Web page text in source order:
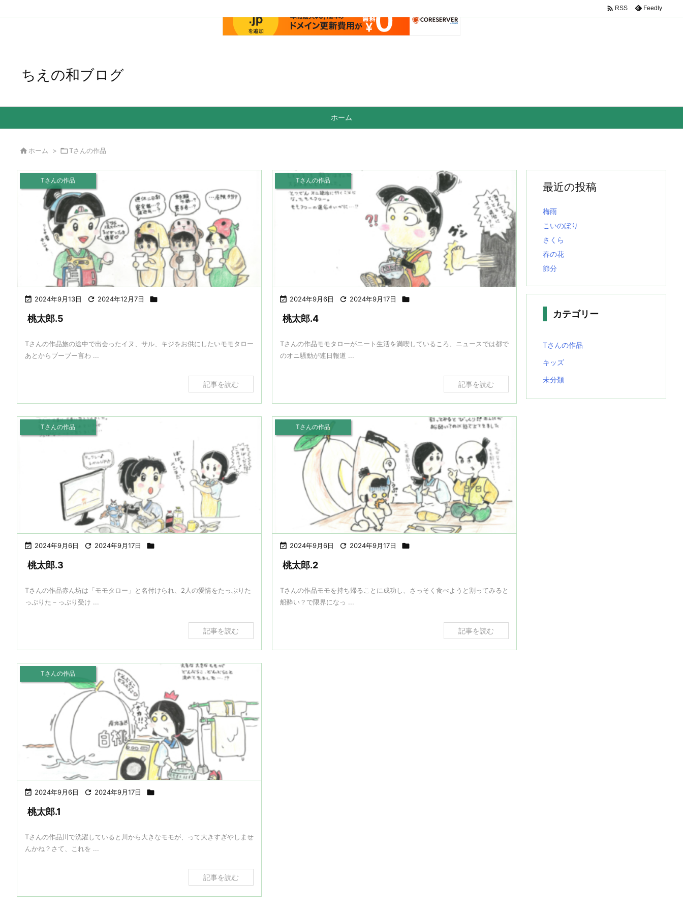
ちえの和ブログ
ホーム
 RSS Feedly
 ホーム > Tさんの作品
 2024年9月13日  2024年12月7日 
Tさんの作品
桃太郎.5
Tさんの作品旅の途中で出会ったイヌ、サル、キジをお供にしたいモモタロー
あとからブーブー言わ ...
記事を読む
 2024年9月6日  2024年9月17日 
Tさんの作品
桃太郎.4
Tさんの作品モモタローがニート生活を満喫しているころ、ニュースでは都で
のオニ騒動が連日報道 ...
記事を読む
 2024年9月6日  2024年9月17日 
Tさんの作品
桃太郎.3
Tさんの作品赤ん坊は「モモタロー」と名付けられ、2人の愛情をたっぷりた
っぷりた－っぷり受け ...
記事を読む
 2024年9月6日  2024年9月17日 
Tさんの作品
桃太郎.2
Tさんの作品モモを持ち帰ることに成功し、さっそく食べようと割ってみると
船酔い？で限界になっ ...
記事を読む
 2024年9月6日  2024年9月17日 
Tさんの作品
桃太郎.1
Tさんの作品川で洗濯していると川から大きなモモが、って大きすぎやしませ
んかね？さて、これを ...
記事を読む
最近の投稿
梅雨
こいのぼり
さくら
春の花
節分
カテゴリー
Tさんの作品
キッズ
未分類